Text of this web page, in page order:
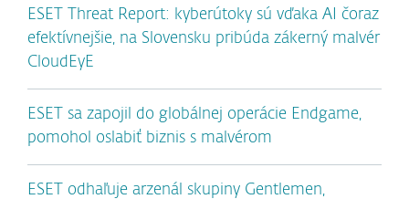
ESET Threat Report: kyberútoky sú vďaka AI čoraz
efektívnejšie, na Slovensku pribúda zákerný malvér
CloudEyE
ESET sa zapojil do globálnej operácie Endgame,
pomohol oslabiť biznis s malvérom
ESET odhaľuje arzenál skupiny Gentlemen,